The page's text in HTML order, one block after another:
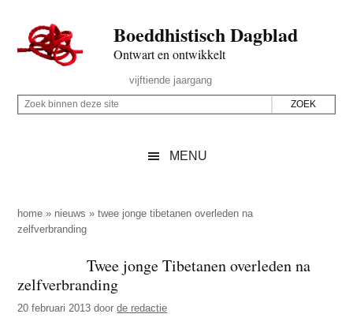
naar
de
inhoud
secondary
naar
de
sidebar
naar
de
Boeddhistisch Dagblad
Ontwart en ontwikkelt
Rechts
vijftiende jaargang
Z
p
d
z
e
Z
i
n
n
d
MENU
home » nieuws »twee jonge tibetanen overleden na
zelfverbranding
Twee jonge Tibetanen overleden na
zelfverbranding
20 februari 2013 doorde redactie